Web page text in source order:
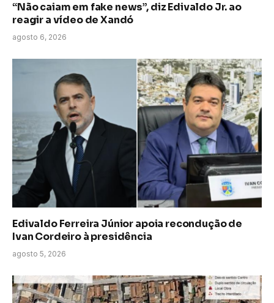
“Não caiam em fake news”, diz Edivaldo Jr. ao
reagir a vídeo de Xandó
agosto 6, 2026
Edivaldo Ferreira Júnior apoia recondução de
Ivan Cordeiro à presidência
agosto 5, 2026